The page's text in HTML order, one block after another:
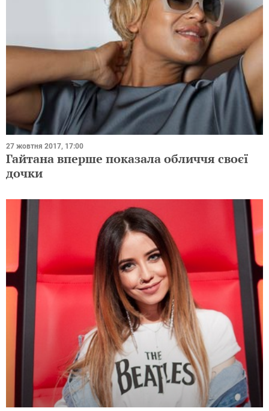
27 жовтня 2017, 17:00
Гайтана вперше показала обличчя своєї
дочки